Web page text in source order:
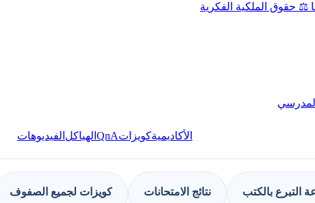
⚖️ حقوق الملكية الفكرية
المدرسي
الأكاديميةكويزاتQnA الهياكل الفيديوهات
التبرع بالكتب نتائج الامتحانات كويزات لجميع الصفوف